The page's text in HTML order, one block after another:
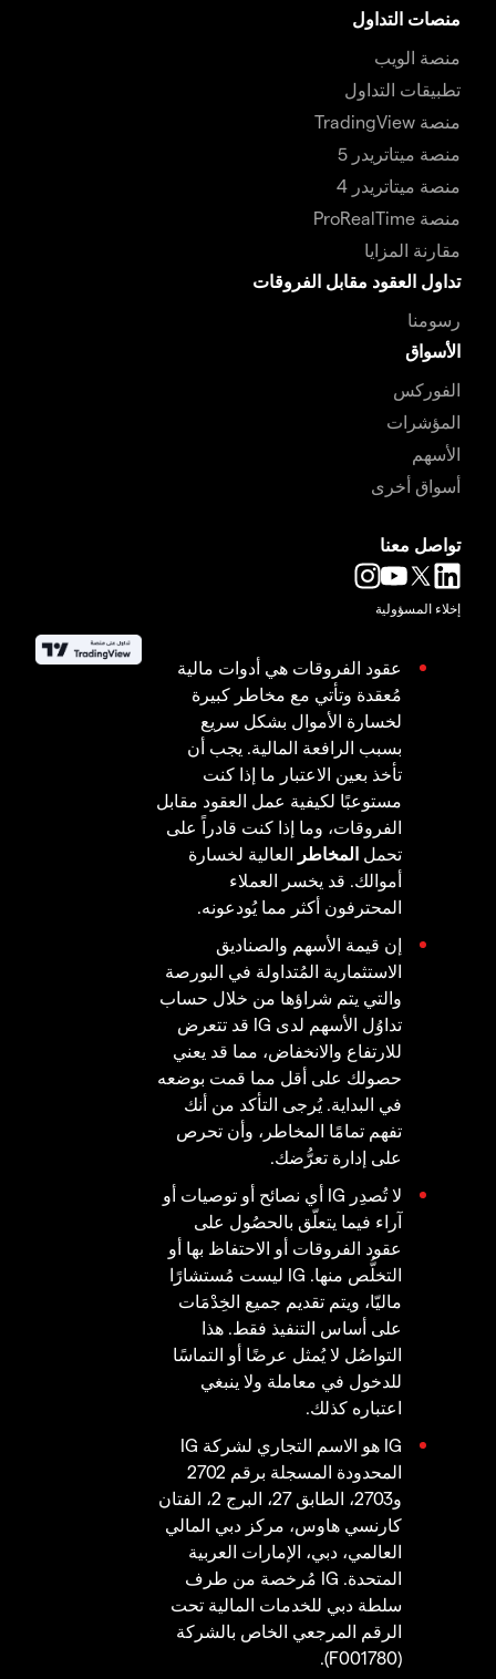
منصات التداول
منصة الويب
تطبيقات التداول
منصة TradingView
منصة ميتاتريدر 5
منصة ميتاتريدر 4
منصة ProRealTime
مقارنة المزايا
تداول العقود مقابل الفروقات
رسومنا
الأسواق
الفوركس
المؤشرات
الأسهم
أسواق أخرى
تواصل معنا
إخلاء المسؤولية
عقود الفروقات هي أدوات مالية
مُعقدة وتأتي مع مخاطر كبيرة
لخسارة الأموال بشكل سريع
بسبب الرافعة المالية. يجب أن
تأخذ بعين الاعتبار ما إذا كنت
مستوعبًا لكيفية عمل العقود مقابل
الفروقات، وما إذا كنت قادراً على
تحمل المخاطر العالية لخسارة
أموالك. قد يخسر العملاء
المحترفون أكثر مما يُودعونه.
إن قيمة الأسهم والصناديق
الاستثمارية المُتداولة في البورصة
والتي يتم شراؤها من خلال حساب
تداوُل الأسهم لدى IG قد تتعرض
للارتفاع والانخفاض، مما قد يعني
حصولك على أقل مما قمت بوضعه
في البداية. يُرجى التأكد من أنك
تفهم تمامًا المخاطر، وأن تحرص
على إدارة تعرُّضك.
لا تُصدِر IG أي نصائح أو توصيات أو
آراء فيما يتعلّق بالحصُول على
عقود الفروقات أو الاحتفاظ بها أو
التخلُّص منها. IG ليست مُستشارًا
ماليّا، ويتم تقديم جميع الخِدْمَات
على أساس التنفيذ فقط. هذا
التواصُل لا يُمثل عرضًا أو التماسًا
للدخول في معاملة ولا ينبغي
اعتباره كذلك.
IG هو الاسم التجاري لشركة IG
المحدودة المسجلة برقم 2702
و2703، الطابق 27، البرج 2، الفتان
كارنسي هاوس، مركز دبي المالي
العالمي، دبي، الإمارات العربية
المتحدة. IG مُرخصة من طرف
سلطة دبي للخدمات المالية تحت
الرقم المرجعي الخاص بالشركة
(F001780).